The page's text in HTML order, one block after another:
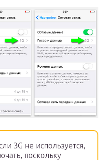
3G не используется,
поскольку